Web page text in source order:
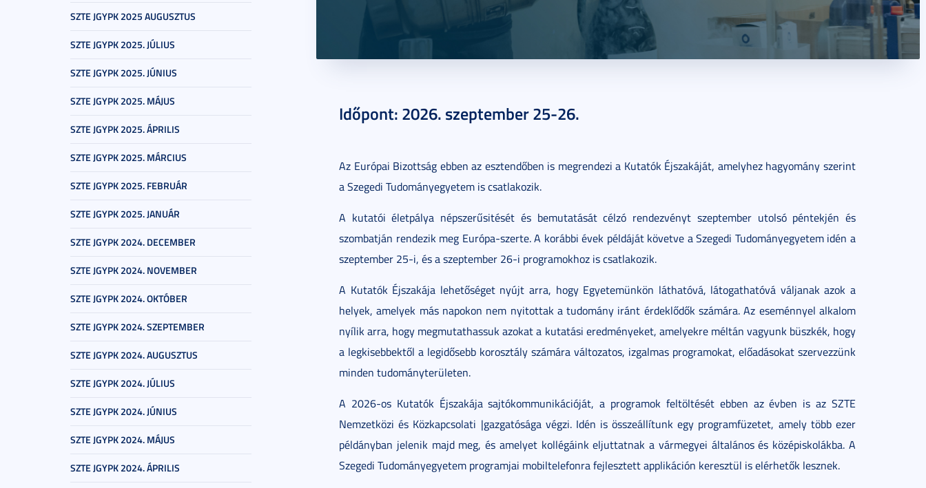
SZTE JGYPK 2025 AUGUSZTUS
SZTE JGYPK 2025. JÚLIUS
SZTE JGYPK 2025. JÚNIUS
SZTE JGYPK 2025. MÁJUS
SZTE JGYPK 2025. ÁPRILIS
SZTE JGYPK 2025. MÁRCIUS
SZTE JGYPK 2025. FEBRUÁR
SZTE JGYPK 2025. JANUÁR
SZTE JGYPK 2024. DECEMBER
SZTE JGYPK 2024. NOVEMBER
SZTE JGYPK 2024. OKTÓBER
SZTE JGYPK 2024. SZEPTEMBER
SZTE JGYPK 2024. AUGUSZTUS
SZTE JGYPK 2024. JÚLIUS
SZTE JGYPK 2024. JÚNIUS
SZTE JGYPK 2024. MÁJUS
SZTE JGYPK 2024. ÁPRILIS
Időpont: 2026. szeptember 25-26.
Az Európai Bizottság ebben az esztendőben is megrendezi a Kutatók Éjszakáját, amelyhez hagyomány szerint
a Szegedi Tudományegyetem is csatlakozik.
A kutatói életpálya népszerűsitését és bemutatását célzó rendezvényt szeptember utolsó péntekjén és
szombatján rendezik meg Európa-szerte. A korábbi évek példáját követve a Szegedi Tudományegyetem idén a
szeptember 25-i, és a szeptember 26-i programokhoz is csatlakozik.
A Kutatók Éjszakája lehetőséget nyújt arra, hogy Egyetemünkön láthatóvá, látogathatóvá váljanak azok a
helyek, amelyek más napokon nem nyitottak a tudomány iránt érdeklődők számára. Az eseménnyel alkalom
nyílik arra, hogy megmutathassuk azokat a kutatási eredményeket, amelyekre méltán vagyunk büszkék, hogy
a legkisebbektől a legidősebb korosztály számára változatos, izgalmas programokat, előadásokat szervezzünk
minden tudományterületen.
A 2026-os Kutatók Éjszakája sajtókommunikációját, a programok feltöltését ebben az évben is az SZTE
Nemzetközi és Közkapcsolati |gazgatósága végzi. Idén is összeállítunk egy programfüzetet, amely több ezer
példányban jelenik majd meg, és amelyet kollégáink eljuttatnak a vármegyei általános és középiskolákba. A
Szegedi Tudományegyetem programjai mobiltelefonra fejlesztett applikáción keresztül is elérhetők lesznek.